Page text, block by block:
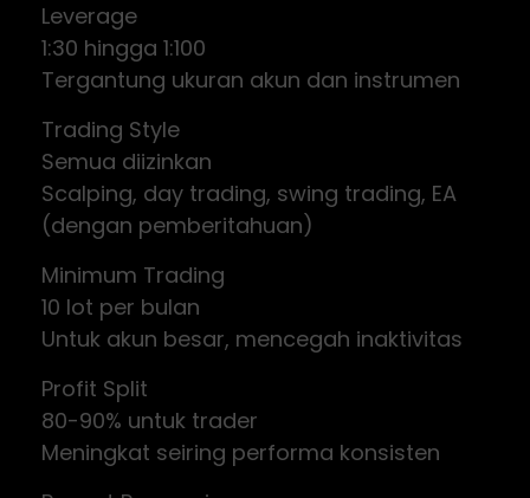
Leverage
1:30 hingga 1:100
Tergantung ukuran akun dan instrumen
Trading Style
Semua diizinkan
Scalping, day trading, swing trading, EA
(dengan pemberitahuan)
Minimum Trading
10 lot per bulan
Untuk akun besar, mencegah inaktivitas
Profit Split
80-90% untuk trader
Meningkat seiring performa konsisten